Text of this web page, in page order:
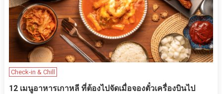
Check-in & Chill
12 เมนูอาหารเกาหลี ที่ต้องไปจัดเมื่อจองตั๋วเครื่องบินไป